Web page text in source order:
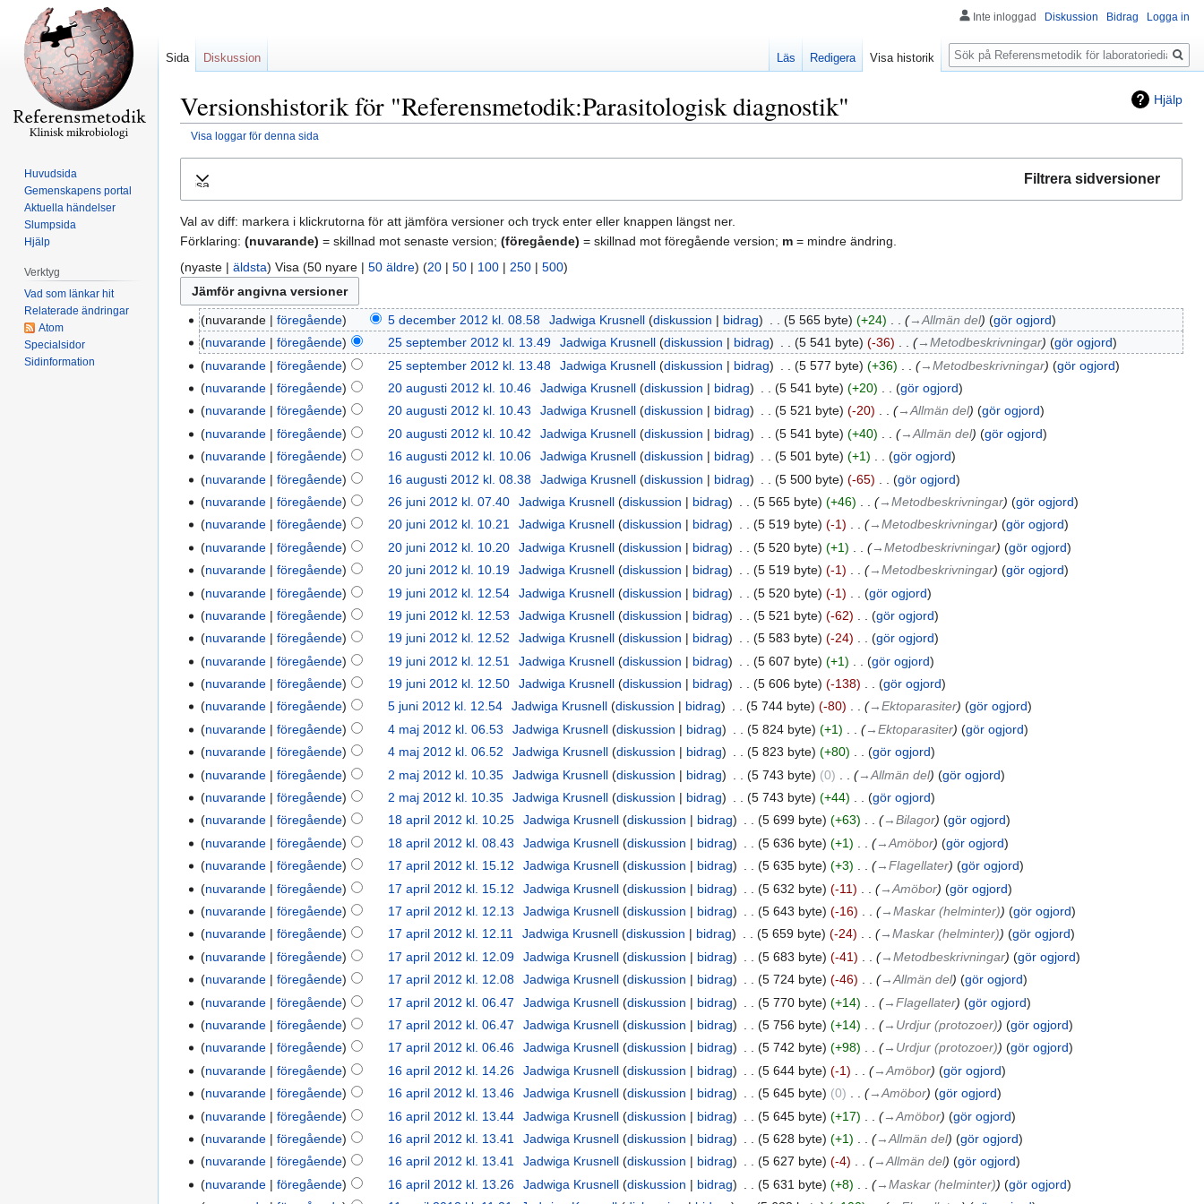
Hjälp
Versionshistorik för "Referensmetodik:Parasitologisk diagnostik"
Visa loggar för denna sida
Filtrera sidversioner
Visa
Val av diff: markera i klickrutorna för att jämföra versioner och tryck enter eller knappen längst ner.
Förklaring: (nuvarande) = skillnad mot senaste version; (föregående) = skillnad mot föregående version; m = mindre ändring.
(nyaste | äldsta) Visa (50 nyare | 50 äldre) (20 | 50 | 100 | 250 | 500)
nuvarande föregående 5 december 2012 kl. 08.58 Jadwiga Krusnell diskussion bidrag 5 565 byte +24 →‎Allmän del
gör ogjord
nuvarande
föregående 25 september 2012 kl. 13.49 Jadwiga Krusnell diskussion bidrag 5 541 byte -36 →‎Metodbeskrivningar
gör ogjord
nuvarande
föregående 25 september 2012 kl. 13.48 Jadwiga Krusnell diskussion bidrag 5 577 byte +36 →‎Metodbeskrivningar
gör ogjord
nuvarande
föregående 20 augusti 2012 kl. 10.46 Jadwiga Krusnell diskussion bidrag 5 541 byte +20
gör ogjord
nuvarande
föregående 20 augusti 2012 kl. 10.43 Jadwiga Krusnell diskussion bidrag 5 521 byte -20 →‎Allmän del
gör ogjord
nuvarande
föregående 20 augusti 2012 kl. 10.42 Jadwiga Krusnell diskussion bidrag 5 541 byte +40 →‎Allmän del
gör ogjord
nuvarande
föregående 16 augusti 2012 kl. 10.06 Jadwiga Krusnell diskussion bidrag 5 501 byte +1
gör ogjord
nuvarande
föregående 16 augusti 2012 kl. 08.38 Jadwiga Krusnell diskussion bidrag 5 500 byte -65
gör ogjord
nuvarande
föregående 26 juni 2012 kl. 07.40 Jadwiga Krusnell diskussion bidrag 5 565 byte +46 →‎Metodbeskrivningar
gör ogjord
nuvarande
föregående 20 juni 2012 kl. 10.21 Jadwiga Krusnell diskussion bidrag 5 519 byte -1 →‎Metodbeskrivningar
gör ogjord
nuvarande
föregående 20 juni 2012 kl. 10.20 Jadwiga Krusnell diskussion bidrag 5 520 byte +1 →‎Metodbeskrivningar
gör ogjord
nuvarande
föregående 20 juni 2012 kl. 10.19 Jadwiga Krusnell diskussion bidrag 5 519 byte -1 →‎Metodbeskrivningar
gör ogjord
nuvarande
föregående 19 juni 2012 kl. 12.54 Jadwiga Krusnell diskussion bidrag 5 520 byte -1
gör ogjord
nuvarande
föregående 19 juni 2012 kl. 12.53 Jadwiga Krusnell diskussion bidrag 5 521 byte -62
gör ogjord
nuvarande
föregående 19 juni 2012 kl. 12.52 Jadwiga Krusnell diskussion bidrag 5 583 byte -24
gör ogjord
nuvarande
föregående 19 juni 2012 kl. 12.51 Jadwiga Krusnell diskussion bidrag 5 607 byte +1
gör ogjord
nuvarande
föregående 19 juni 2012 kl. 12.50 Jadwiga Krusnell diskussion bidrag 5 606 byte -138
gör ogjord
nuvarande
föregående 5 juni 2012 kl. 12.54 Jadwiga Krusnell diskussion bidrag 5 744 byte -80 →‎Ektoparasiter
gör ogjord
nuvarande
föregående 4 maj 2012 kl. 06.53 Jadwiga Krusnell diskussion bidrag 5 824 byte +1 →‎Ektoparasiter
gör ogjord
nuvarande
föregående 4 maj 2012 kl. 06.52 Jadwiga Krusnell diskussion bidrag 5 823 byte +80
gör ogjord
nuvarande
föregående 2 maj 2012 kl. 10.35 Jadwiga Krusnell diskussion bidrag 5 743 byte 0 →‎Allmän del
gör ogjord
nuvarande
föregående 2 maj 2012 kl. 10.35 Jadwiga Krusnell diskussion bidrag 5 743 byte +44
gör ogjord
nuvarande
föregående 18 april 2012 kl. 10.25 Jadwiga Krusnell diskussion bidrag 5 699 byte +63 →‎Bilagor
gör ogjord
nuvarande
föregående 18 april 2012 kl. 08.43 Jadwiga Krusnell diskussion bidrag 5 636 byte +1 →‎Amöbor
gör ogjord
nuvarande
föregående 17 april 2012 kl. 15.12 Jadwiga Krusnell diskussion bidrag 5 635 byte +3 →‎Flagellater
gör ogjord
nuvarande
föregående 17 april 2012 kl. 15.12 Jadwiga Krusnell diskussion bidrag 5 632 byte -11 →‎Amöbor
gör ogjord
nuvarande
föregående 17 april 2012 kl. 12.13 Jadwiga Krusnell diskussion bidrag 5 643 byte -16 →‎Maskar (helminter)
gör ogjord
nuvarande
föregående 17 april 2012 kl. 12.11 Jadwiga Krusnell diskussion bidrag 5 659 byte -24 →‎Maskar (helminter)
gör ogjord
nuvarande
föregående 17 april 2012 kl. 12.09 Jadwiga Krusnell diskussion bidrag 5 683 byte -41 →‎Metodbeskrivningar
gör ogjord
nuvarande
föregående 17 april 2012 kl. 12.08 Jadwiga Krusnell diskussion bidrag 5 724 byte -46 →‎Allmän del
gör ogjord
nuvarande
föregående 17 april 2012 kl. 06.47 Jadwiga Krusnell diskussion bidrag 5 770 byte +14 →‎Flagellater
gör ogjord
nuvarande
föregående 17 april 2012 kl. 06.47 Jadwiga Krusnell diskussion bidrag 5 756 byte +14 →‎Urdjur (protozoer)
gör ogjord
nuvarande
föregående 17 april 2012 kl. 06.46 Jadwiga Krusnell diskussion bidrag 5 742 byte +98 →‎Urdjur (protozoer)
gör ogjord
nuvarande
föregående 16 april 2012 kl. 14.26 Jadwiga Krusnell diskussion bidrag 5 644 byte -1 →‎Amöbor
gör ogjord
nuvarande
föregående 16 april 2012 kl. 13.46 Jadwiga Krusnell diskussion bidrag 5 645 byte 0 →‎Amöbor
gör ogjord
nuvarande
föregående 16 april 2012 kl. 13.44 Jadwiga Krusnell diskussion bidrag 5 645 byte +17 →‎Amöbor
gör ogjord
nuvarande
föregående 16 april 2012 kl. 13.41 Jadwiga Krusnell diskussion bidrag 5 628 byte +1 →‎Allmän del
gör ogjord
nuvarande
föregående 16 april 2012 kl. 13.41 Jadwiga Krusnell diskussion bidrag 5 627 byte -4 →‎Allmän del
gör ogjord
nuvarande
föregående 16 april 2012 kl. 13.26 Jadwiga Krusnell diskussion bidrag 5 631 byte +8 →‎Maskar (helminter)
gör ogjord
Inte inloggad Diskussion Bidrag Logga in
Sida Diskussion Läs Redigera Visa historik
Sök
Huvudsida
Gemenskapens portal
Aktuella händelser
Slumpsida
Hjälp
Verktyg
Vad som länkar hit
Relaterade ändringar
Atom
Specialsidor
Sidinformation